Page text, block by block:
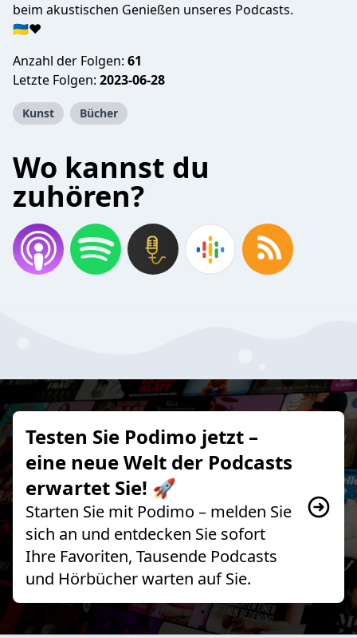
beim akustischen Genießen unseres Podcasts.
🇺🇦❤️
Anzahl der Folgen: 61
Letzte Folgen: 2023-06-28
Kunst Bücher
Wo kannst du
zuhören?
Testen Sie Podimo jetzt –
eine neue Welt der Podcasts
erwartet Sie! 🚀
Starten Sie mit Podimo – melden Sie
sich an und entdecken Sie sofort
Ihre Favoriten, Tausende Podcasts
und Hörbücher warten auf Sie.